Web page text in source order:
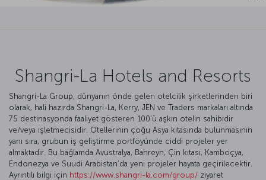
Shangri-La Hotels and Resorts
Shangri-La Group, dünyanın önde gelen otelcilik şirketlerinden biri
olarak, hali hazırda Shangri-La, Kerry, JEN ve Traders markaları altında
75 destinasyonda faaliyet gösteren 100’ü aşkın otelin sahibidir
ve/veya işletmecisidir. Otellerinin çoğu Asya kıtasında bulunmasının
yanı sıra, grubun iş geliştirme portföyünde ciddi projeler yer
almaktadır. Bu bağlamda Avustralya, Bahreyn, Çin kıtası, Kamboçya,
Endonezya ve Suudi Arabistan’da yeni projeler hayata geçirilecektir.
Ayrıntılı bilgi için https://www.shangri-la.com/group/ ziyaret